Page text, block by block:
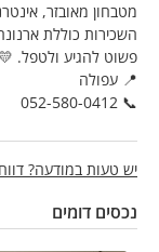
מטבחון מאובזר,
השכירות כוללת
פשוט להגיע ולטפל.
📍 עפולה
📞 052-580-0412
יש טעות במודעה?
נכסים דומים